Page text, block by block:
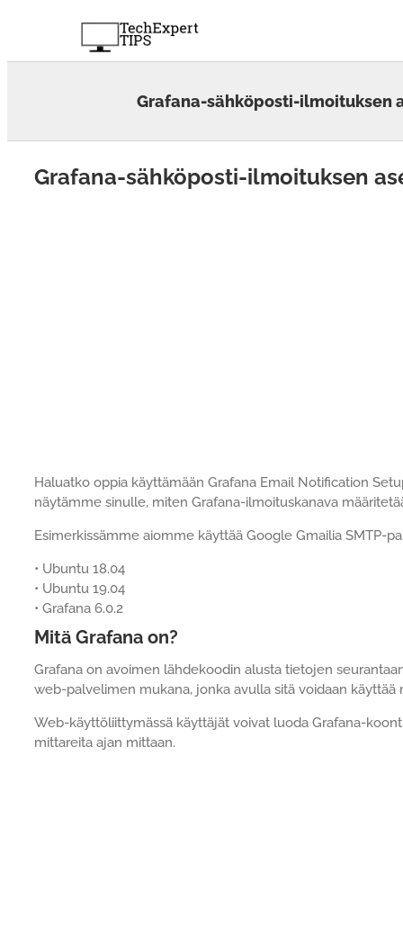
Grafana-sähköposti-ilmoituksen
Grafana-sähköposti-ilmoituksen
Haluatko oppia käyttämään Grafana Email Notification
näytämme sinulle, miten Grafana-ilmoituskanava
Esimerkissämme aiomme käyttää Google Gmailia SMTP-
• Ubuntu 18.04
• Ubuntu 19.04
• Grafana 6.0.2
Mitä Grafana on?
Grafana on avoimen lähdekoodin alusta tietojen
web-palvelimen mukana, jonka avulla sitä voidaan käyttää
Web-käyttöliittymässä käyttäjät voivat luoda Grafana-
mittareita ajan mittaan.